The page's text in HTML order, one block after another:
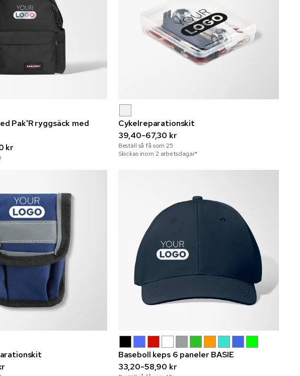
Pak'R ryggsäck med
kr
Cykelreparationskit
39,40-67,30 kr
Beställ så få som25
Skickas inom 2 arbetsdagar*
Baseboll keps 6 paneler BASIE
33,20-58,90 kr